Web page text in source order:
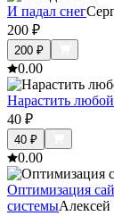
И падал снег
200 ₽
200 ₽
0.00
Нарастить
40 ₽
40 ₽
0.00
Оптимизация
системы